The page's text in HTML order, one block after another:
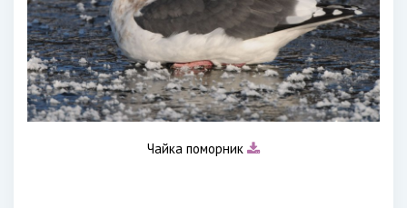
Чайка поморник